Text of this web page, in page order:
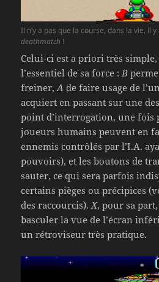
Il n’y a pas que la course, dans la vie, il
deathmatch !
Celui-ci est a priori très simple,
l’essentiel de sa force : B
freiner,A de faire usage de
acquiert en passant sur une des
point d’interrogation, une fois
joueurs humains peuvent en
ennemis contrôlés par l’I.A.
pouvoirs), et les boutons de
sauter, ce qui sera parfois
certains pièges ou précipices
des raccourcis). X, pour sa
basculer la vue de l’écran
un rétroviseur très pratique.